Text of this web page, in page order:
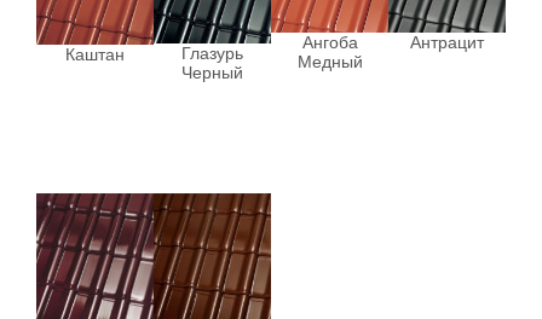
Каштан
Глазурь
Черный
Ангоба
Медный
Антрацит